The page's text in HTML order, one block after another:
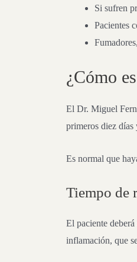
Si sufren
Pacientes
¿Cómo
El Dr. Miguel
primeros diez días
Es normal que
Tiempo de
El paciente
inflamación, que